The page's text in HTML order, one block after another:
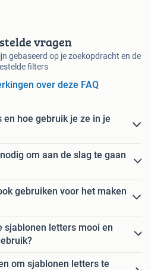
vragen
gebaseerd op je zoekopdracht en de
filters
over deze FAQ
hoe gebruik je ze in je
om aan de slag te gaan
gebruiken voor het maken
sjablonen letters mooi en
om sjablonen letters te